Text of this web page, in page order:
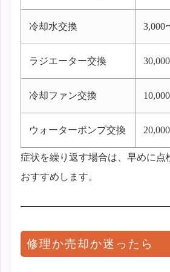
冷却水交換 3,000
ラジエーター交換
冷却ファン交換
ウォーターポンプ交換
症状を繰り返す場合は、早めに点
おすすめします。
修理か売却か迷ったら